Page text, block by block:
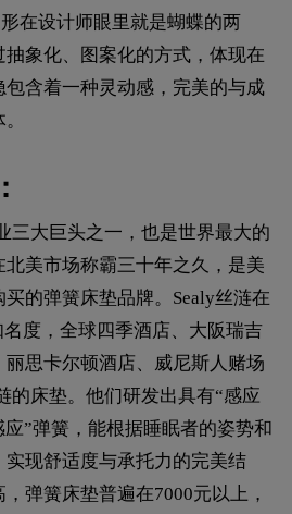
在设计师眼里就是蝴蝶的两
象化、图案化的方式，体现在
含着一种灵动感，完美的与成
三大巨头之一，也是世界最大的
美市场称霸三十年之久，是美
的弹簧床垫品牌。Sealy丝涟在
度，全球四季酒店、大阪瑞吉
思卡尔顿酒店、威尼斯人赌场
的床垫。他们研发出具有“感应
”弹簧，能根据睡眠者的姿势和
现舒适度与承托力的完美结
弹簧床垫普遍在7000元以上，